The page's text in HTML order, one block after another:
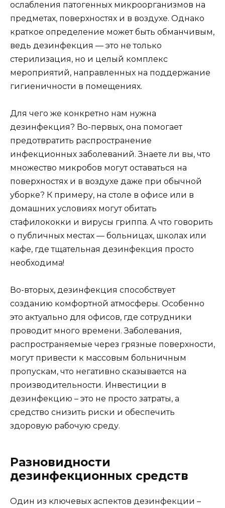
ослабления патогенных микроорганизмов на
предметах, поверхностях и в воздухе. Однако
краткое определение может быть обманчивым,
ведь дезинфекция — это не только
стерилизация, но и целый комплекс
мероприятий, направленных на поддержание
гигиеничности в помещениях.
Для чего же конкретно нам нужна
дезинфекция? Во-первых, она помогает
предотвратить распространение
инфекционных заболеваний. Знаете ли вы, что
множество микробов могут оставаться на
поверхностях и в воздухе даже при обычной
уборке? К примеру, на столе в офисе или в
домашних условиях могут обитать
стафилококки и вирусы гриппа. А что говорить
о публичных местах — больницах, школах или
кафе, где тщательная дезинфекция просто
необходима!
Во-вторых, дезинфекция способствует
созданию комфортной атмосферы. Особенно
это актуально для офисов, где сотрудники
проводит много времени. Заболевания,
распространяемые через грязные поверхности,
могут привести к массовым больничным
пропускам, что негативно сказывается на
производительности. Инвестиции в
дезинфекцию – это не просто затраты, а
средство снизить риски и обеспечить
здоровую рабочую среду.
Разновидности
дезинфекционных средств
Один из ключевых аспектов дезинфекции –